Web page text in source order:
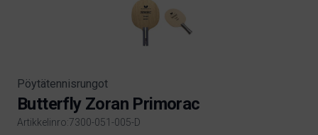
Pöytätennisrungot
Butterfly Zoran Primorac
Artikkelinro:7300-051-005-D